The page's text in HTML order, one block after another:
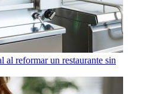
reformar un restaurante sin